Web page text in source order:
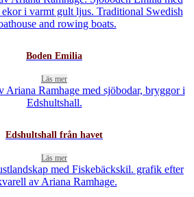
Boden Emilia
Läs mer
Edshultshall från havet
Läs mer